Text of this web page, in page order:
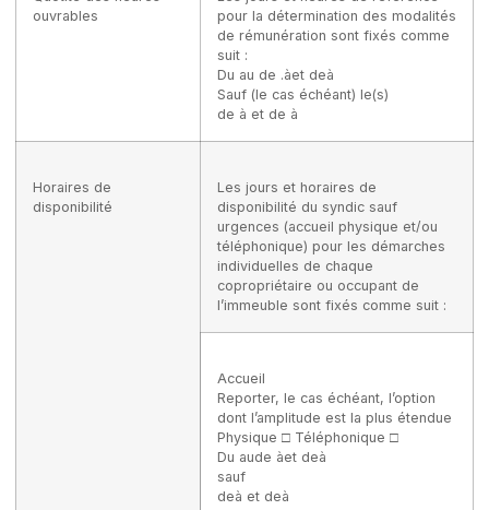
ouvrables
pour la détermination des modalités
de rémunération sont fixés comme
suit :
Du au de .àet deà
Sauf (le cas échéant) le(s)
de à et de à
Horaires de
disponibilité
Les jours et horaires de
disponibilité du syndic sauf
urgences (accueil physique et/ou
téléphonique) pour les démarches
individuelles de chaque
copropriétaire ou occupant de
l’immeuble sont fixés comme suit :
Accueil
Reporter, le cas échéant, l’option
dont l’amplitude est la plus étendue
Physique □ Téléphonique □
Du aude àet deà
sauf
deà et deà